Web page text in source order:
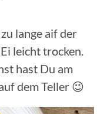
lange aif der
leicht trocken.
hast Du am
dem Teller 😉